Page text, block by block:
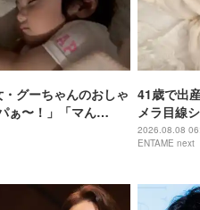
グーちゃんのおしゃ
ぁ〜！」「マん
41歳で出
メラ目線
る」
2026.08.08
ENTAME next